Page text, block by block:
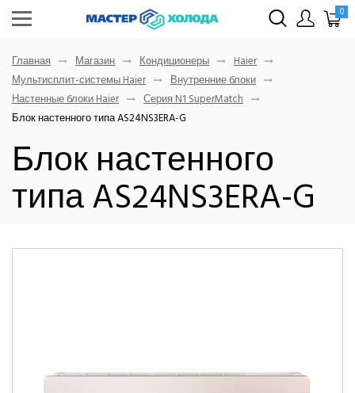
0
Главная Магазин Кондиционеры
Haier
Мультисплит-системы Haier
Внутренние блоки
Настенные блоки Haier
Серия N1 SuperMatch
Блок настенного типа AS24NS3ERA-G
Блок настенного
типа AS24NS3ERA-G